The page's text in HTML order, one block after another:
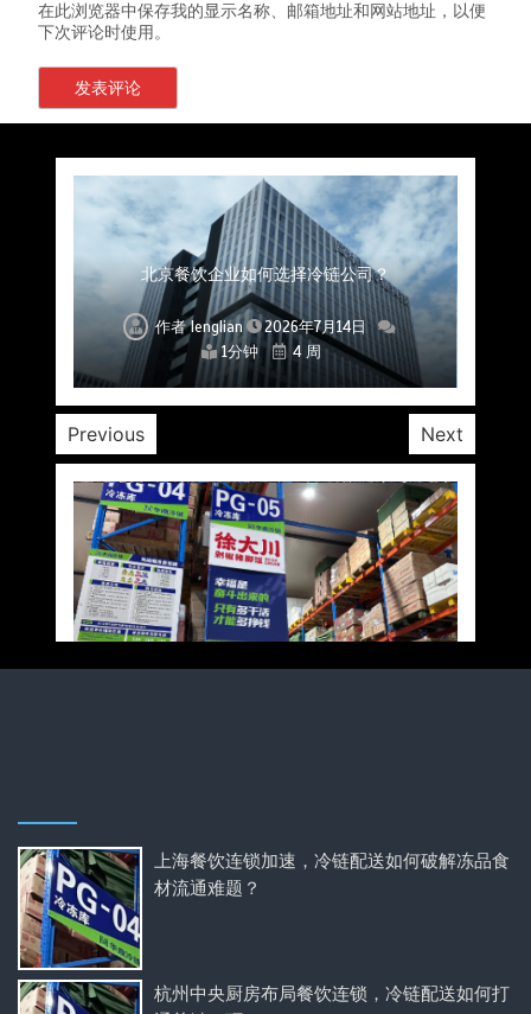
在此浏览器中保存我的显示名称、邮箱地址和网站地址，以便
下次评论时使用。
上海餐饮连锁加速，冷链配送如何破解冻品食材
流通难题？
作者lenglian
2026年7月14日
1分钟
4 周
杭州中央厨房布局餐饮连锁，冷链配送如何打通
关键一环
作者lenglian
2026年7月14日
1分钟
4 周
北京餐饮企业如何选择冷链公司？
作者lenglian
2026年7月14日
1分钟
4 周
深圳冷链物流如何护航餐饮连锁？冻品食材流通
全解析
作者lenglian
2026年7月14日
1分钟
4 周
北京餐饮仓配一体化的核心价值与落地实践解析
作者lenglian
2026年7月14日
1分钟
4 周
武汉冻品配送三要素：控温、时效、低成本如何
兼得？
作者lenglian
2026年7月14日
1分钟
4 周
重庆冷链布局解冻食材运输密码，餐饮连锁如何
稳控品质？
作者lenglian
2026年7月14日
1分钟
4 周
Previous Next
上海餐饮连锁加速，冷链配送如何破解冻品食
材流通难题？
杭州中央厨房布局餐饮连锁，冷链配送如何打